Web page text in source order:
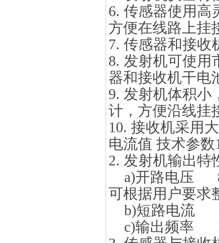
6. 传感器使用高
方便在线路上挂
7. 传感器和接收
8. 发射机可使用
器和接收机干电
9. 发射机体积小
计，方便沿线挂
10. 接收机采用
电流值 技术
2. 发射机输出特
a)开路电压
可根据用户要求
b)短路电流
c)输出频率